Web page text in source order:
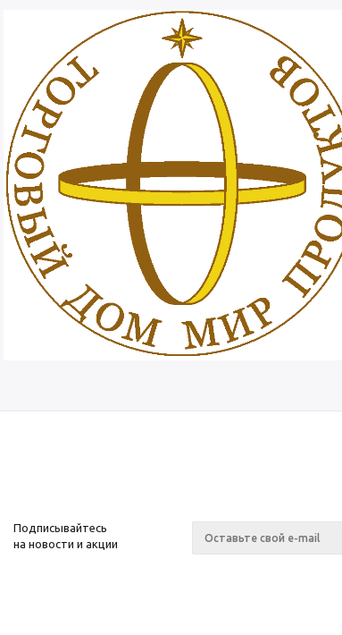
Подписывайтесь
на новости и акции